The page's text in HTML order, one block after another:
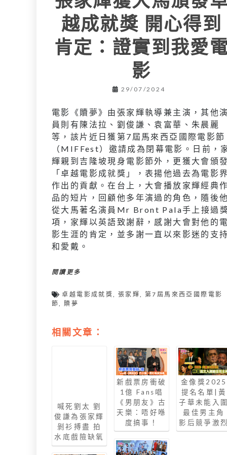
越成就獎 開心得到
肯定：證實到我愛
影
29/07/2024
電影《贖夢》由張家輝執導兼主演，其他演
員則有陳法拉、劉俊謙、袁富華、朱晨麗
等，該片近日獲第7屆馬來西亞國際電影節
（MIFFest）邀請成為閉幕電影。日前，
輝親到吉隆坡現身電影節外，更獲大會頒發
「卓越電影成就獎」，表揚他過去為電影界
作出的貢獻。在台上，大會播放家輝經典作
品的短片，回顧他多年演過的角色，隨後他
從大馬著名演員Mr Bront Pala手上接過
項，家輝以英語致謝辭，感謝大會對他的電
影生涯的肯定，並多謝一直以來影迷的支持
和愛戴。
閱讀更多
卓越電影成就獎 ,張家輝 ,第7屆馬來西亞國際電影
節
贖夢
相關文章：
喊死劉太 劉
俊謙為張家輝
剝衫搏盡 拍
水底戲險缺氧
新戲票房衝破
1億 Fans唱
《男朋友》古
天樂：唔好喺
度搞事！
金像獎2025
提名名單|黃
子華未能入圍
最佳男主角
影后競爭激烈